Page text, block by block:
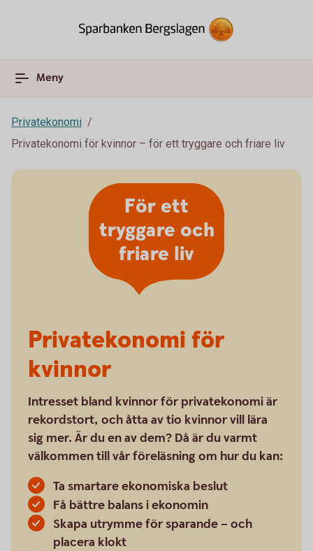
Meny
Privatekonomi
Privatekonomi för kvinnor – för ett tryggare och friare liv
Privatekonomi för
kvinnor
Intresset bland kvinnor för privatekonomi är
rekordstort, och åtta av tio kvinnor vill lära
sig mer. Är du en av dem? Då är du varmt
välkommen till vår föreläsning om hur du kan:
Ta smartare ekonomiska beslut
Få bättre balans i ekonomin
Skapa utrymme för sparande – och
placera klokt
För ett
tryggare och
friare liv